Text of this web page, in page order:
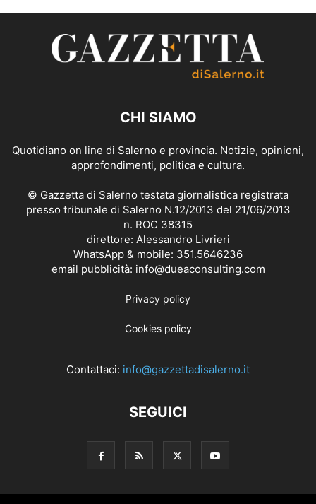
CHI SIAMO
Quotidiano on line di Salerno e provincia. Notizie, opinioni,
approfondimenti, politica e cultura.
© Gazzetta di Salerno testata giornalistica registrata
presso tribunale di Salerno N.12/2013 del 21/06/2013
n. ROC 38315
direttore: Alessandro Livrieri
WhatsApp & mobile: 351.5646236
email pubblicità: info@dueaconsulting.com
Privacy policy
Cookies policy
Contattaci: info@gazzettadisalerno.it
SEGUICI